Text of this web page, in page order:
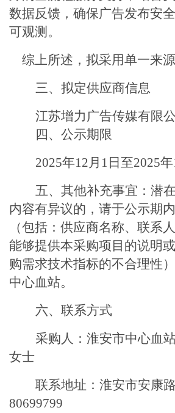
数据反馈，确保广告发布安
可观测。
综上所述， 拟采用单一来
三、 拟定供应商信息
江苏增力广告传媒有限
四、公示期限
2025年12月 1 日至2025年
五、其他补充事宜：潜
内容有异议的，请于公示期
（包括：供应商名称、联系
能够提供本采购项目的说明
购需求技术指标的不合理性
中心血站。
六、联系方式
采购人：淮安市中心血
女士
联系地址：淮安市安康路
80699799